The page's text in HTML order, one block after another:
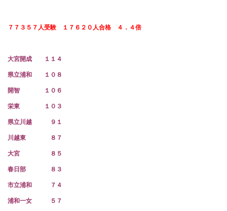
７７３５７人受験 １７６２０人合格 ４．４倍
大宮開成 １１４
県立浦和 １０８
開智 １０６
栄東 １０３
県立川越 ９１
川越東 ８７
大宮 ８５
春日部 ８３
市立浦和 ７４
浦和一女 ５７